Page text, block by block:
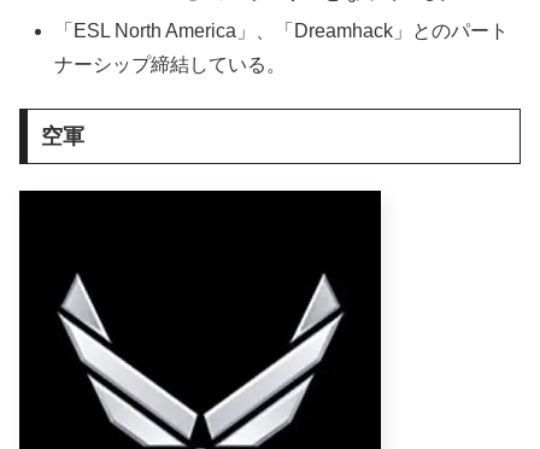
「ESL North America」、「Dreamhack」とのパート
ナーシップ締結している。
空軍